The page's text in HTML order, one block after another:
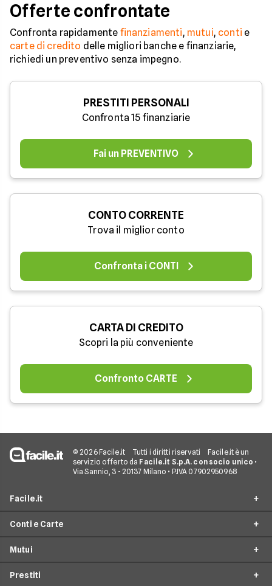
Offerte confrontate
Confronta rapidamente finanziamenti, mutui, conti e
carte di credito delle migliori banche e finanziarie,
richiedi un preventivo senza impegno.
PRESTITI PERSONALI
Confronta 15 finanziarie
Fai un PREVENTIVO
CONTO CORRENTE
Trova il miglior conto
Confronta i CONTI
CARTA DI CREDITO
Scopri la più conveniente
Confronto CARTE
© 2026 Facile.it Tutti i diritti riservati
Facile.it è un
servizio offerto da Facile.it S.p.A. con socio unico •
Via Sannio, 3 - 20137 Milano • P.IVA 07902950968
Facile.it
Prestiti
Mutui
Conti e Carte
Conto Corrente
Mutui
Prestiti